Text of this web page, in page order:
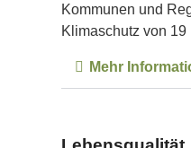
Kommunen und
Klimaschutz von
Mehr